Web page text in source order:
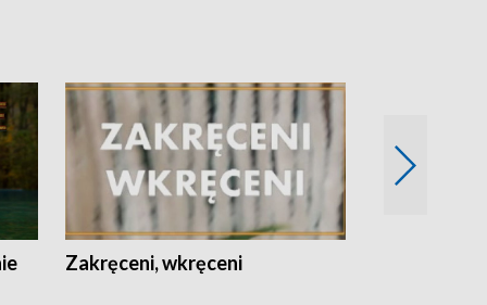
Zakręceni, wkręceni